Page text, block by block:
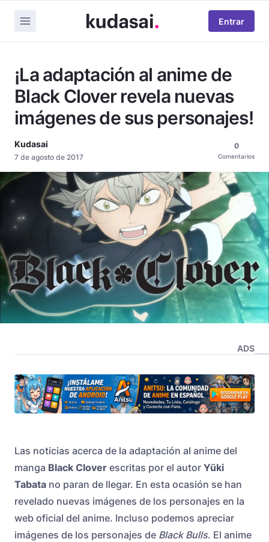
Entrar
¡La adaptación al anime de
Black Clover revela nuevas
imágenes de sus personajes!
Kudasai
7 de agosto de 2017
0
Comentarios
ADS
Las noticias acerca de la adaptación al anime del
manga Black Clover escritas por el autor Yūki
Tabata no paran de llegar. En esta ocasión se han
revelado nuevas imágenes de los personajes en la
web oficial del anime. Incluso podemos apreciar
imágenes de los personajes de Black Bulls. El anime